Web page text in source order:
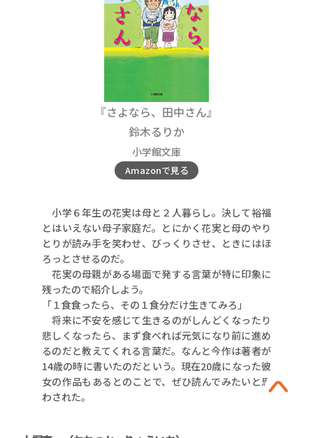
『さよなら、田中さん』
鈴木るりか
小学館文庫
Amazonで見る
小学６年生の花実は母と２人暮らし。決して裕福
とはいえない母子家庭だ。とにかく花実と母のやり
とりが読み手を笑わせ、びっくりさせ、ときにはほ
ろっとさせるのだ。
花実の母親がある場面で発する言葉が特に印象に
残ったので紹介しよう。
「１食食ったら、その１食分だけ生きてみろ」
将来に不安を感じて生きるのがしんどくなったり
悲しくなったら、まず食べれば元気になり前に進め
るのだと教えてくれる言葉だ。なんと今作は著者が
14歳の時に書いたのだという。現在20歳になった彼
女の作品もあるとのことで、ぜひ読んでみたいと思
わされた。